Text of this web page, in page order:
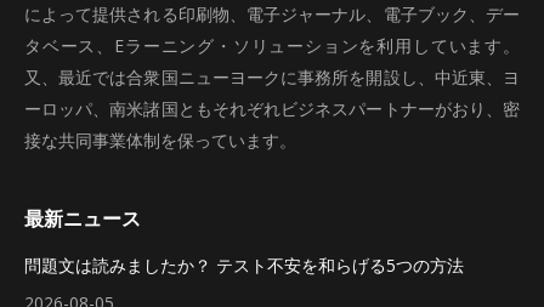
によって提供される印刷物、電子ジャーナル、電子ブック、デー
タベース、Eラーニング・ソリューションを利用しています。
又、最近では合衆国ニューヨークに事務所を開設し、中近東、ヨ
ーロッパ、南米諸国ともそれぞれビジネスパートナーがおり、密
接な共同事業体制を保っています。
最新ニュース
問題文は読みましたか？ テスト不安を和らげる5つの方法